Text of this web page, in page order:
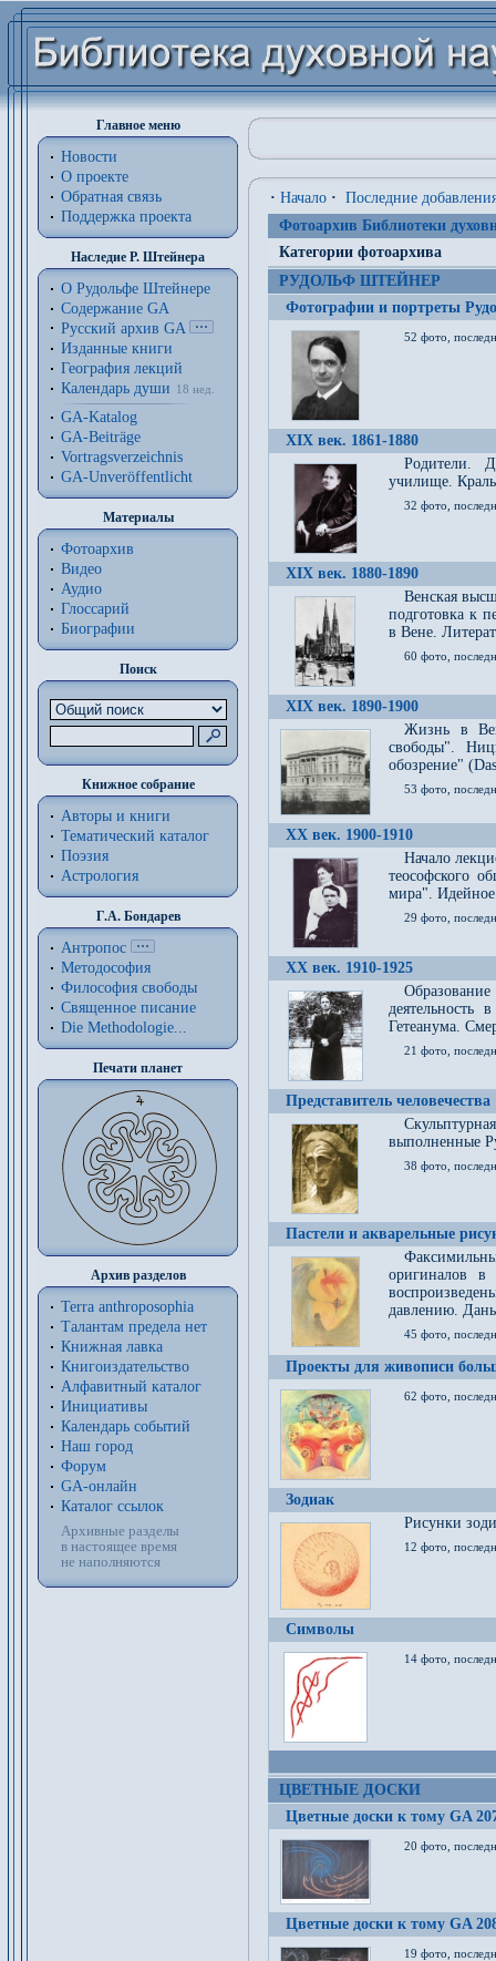
Главное меню
Новости
О проекте
Обратная связь
Поддержка проекта
Наследие Р. Штейнера
О Рудольфе Штейнере
Содержание GA
Русский архив GA
Изданные книги
География лекций
Календарь души
18 нед.
GA-Katalog
GA-Beiträge
Vortragsverzeichnis
GA-Unveröffentlicht
Материалы
Фотоархив
Видео
Аудио
Глоссарий
Биографии
Поиск
Книжное собрание
Авторы и книги
Тематический каталог
Поэзия
Астрология
Г.А. Бондарев
Антропос
Методософия
Философия cвободы
Священное писание
Die Methodologie...
Печати планет
Архив разделов
Terra anthroposophia
Талантам предела нет
Книжная лавка
Книгоиздательство
Алфавитный каталог
Инициативы
Календарь событий
Наш город
Форум
GA-онлайн
Каталог ссылок
Архивные разделы
в настоящее время
не наполняются
· Начало · Последние
Фотоархив Библиотеки
Категории фотоархива
РУДОЛЬФ ШТЕЙНЕР
Фотографии и портреты
52 фото,
XIX век. 1861-1880
Родители.
училище.
32 фото,
XIX век. 1880-1890
Венская
подготовка к
в Вене.
60 фото,
XIX век. 1890-1900
Жизнь в
свободы".
обозрение"
53 фото,
XX век. 1900-1910
Начало
теософского
мира". Идейное
29 фото,
XX век. 1910-1925
Образование
деятельность
Гетеанума.
21 фото,
Представитель человечества
выполненные
38 фото,
Пастели и акварельные
оригиналов
давлению.
45 фото,
Проекты для живописи
62 фото,
Зодиак
Рисунки
12 фото,
Символы
14 фото,
ЦВЕТНЫЕ ДОСКИ
Цветные доски к тому GA
20 фото,
Цветные доски к тому GA
19 фото,